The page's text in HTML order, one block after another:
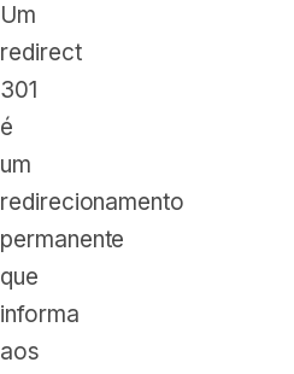
Um
redirect
301
é
um
redirecionamento
permanente
que
informa
aos